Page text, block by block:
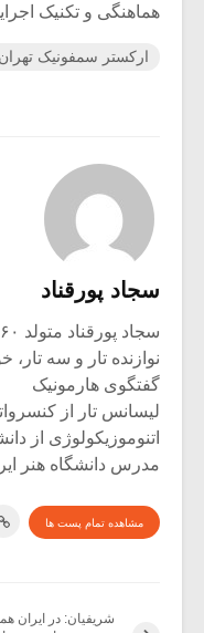
هماهنگی و تکنیک
ارکستر سمفونیک تهران
سجاد پورقناد
سجاد پورقناد متولد ۱۳۶۰ تهران
نوازنده تار و سه تار،
گفتگوی هارمونیک
لیسانس تار از
اتنوموزیکولوژی از
مدرس دانشگاه هنر
مشاهده تمام پست ها
شریفیان: در ایران